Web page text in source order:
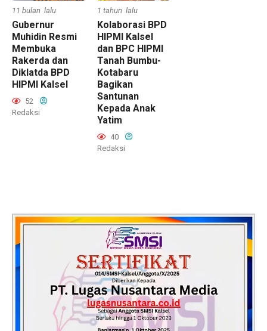
11 bulan lalu
Gubernur
Muhidin Resmi
Membuka
Rakerda dan
Diklatda BPD
HIPMI Kalsel
52
Redaksi
1 tahun lalu
Kolaborasi BPD
HIPMI Kalsel
dan BPC HIPMI
Tanah Bumbu-
Kotabaru
Bagikan
Santunan
Kepada Anak
Yatim
40
Redaksi